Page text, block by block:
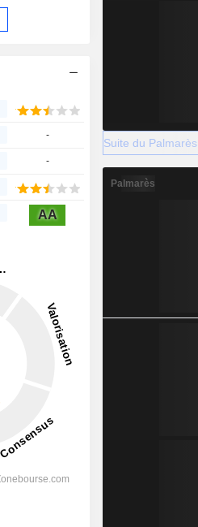
-
-
AA
Suite du Palmarès
Palmarès